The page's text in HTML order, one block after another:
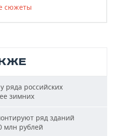
сюжеты
ряда российских
зимних
ряд зданий
млн рублей